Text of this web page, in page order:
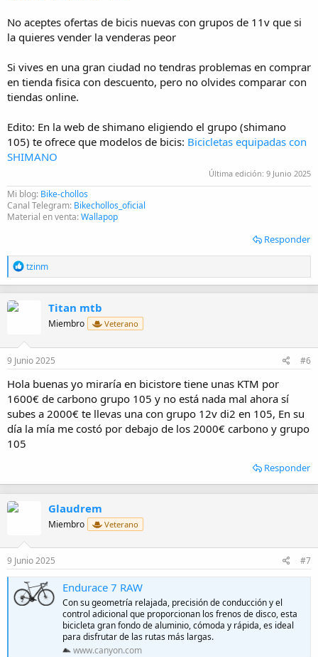
No aceptes ofertas de bicis nuevas con grupos de 11v que si
la quieres vender la venderas peor
Si vives en una gran ciudad no tendras problemas en comprar
en tienda fisica con descuento, pero no olvides comparar con
tiendas online.
Edito: En la web de shimano eligiendo el grupo (shimano
105) te ofrece que modelos de bicis: Bicicletas equipadas con
SHIMANO
Última edición: 9 Junio 2025
Mi blog: Bike-chollos
Canal Telegram: Bikechollos_oficial
Material en venta:Wallapop
Responder
R
e
a
n
e
s
tzinm
Titan mtb
Miembro Veterano
9 Junio 2025 #6
Hola buenas yo miraría en bicistore tiene unas KTM por
1600€ de carbono grupo 105 y no está nada mal ahora sí
subes a 2000€ te llevas una con grupo 12v di2 en 105, En su
día la mía me costó por debajo de los 2000€ carbono y grupo
105
Responder
Glaudrem
Miembro Veterano
9 Junio 2025 #7
Endurace 7 RAW
Con su geometría relajada, precisión de conducción y el
control adicional que proporcionan los frenos de disco, esta
bicicleta gran fondo de aluminio, cómoda y rápida, es ideal
para disfrutar de las rutas más largas.
www.canyon.com